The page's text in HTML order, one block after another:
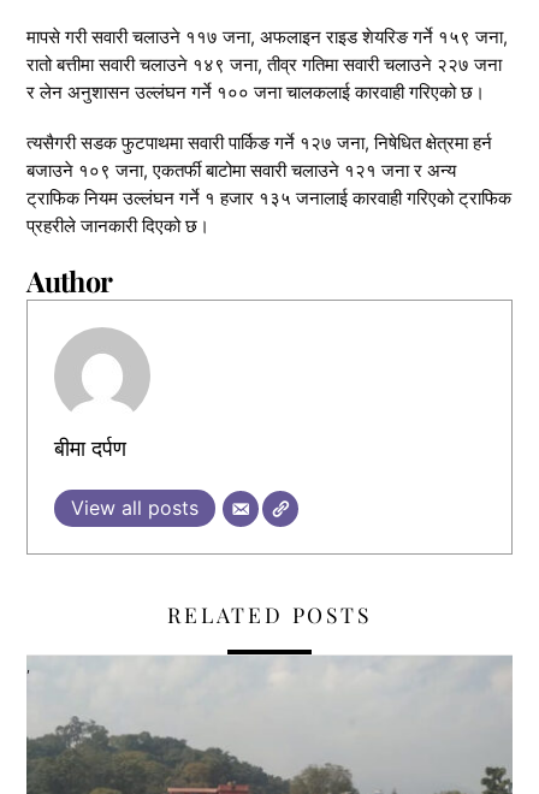
मापसे गरी सवारी चलाउने ११७ जना, अफलाइन राइड शेयरिङ गर्ने १५९ जना,
रातो बत्तीमा सवारी चलाउने १४९ जना, तीव्र गतिमा सवारी चलाउने २२७ जना
र लेन अनुशासन उल्लंघन गर्ने १०० जना चालकलाई कारवाही गरिएको छ।
त्यसैगरी सडक फुटपाथमा सवारी पार्किङ गर्ने १२७ जना, निषेधित क्षेत्रमा हर्न
बजाउने १०९ जना, एकतर्फी बाटोमा सवारी चलाउने १२१ जना र अन्य
ट्राफिक नियम उल्लंघन गर्ने १ हजार १३५ जनालाई कारवाही गरिएको ट्राफिक
प्रहरीले जानकारी दिएको छ।
Author
बीमा दर्पण
View all posts
RELATED POSTS